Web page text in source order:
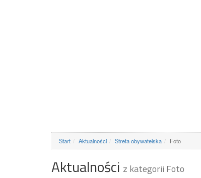
Start Aktualności Strefa obywatelska Foto
Aktualności z kategorii Foto